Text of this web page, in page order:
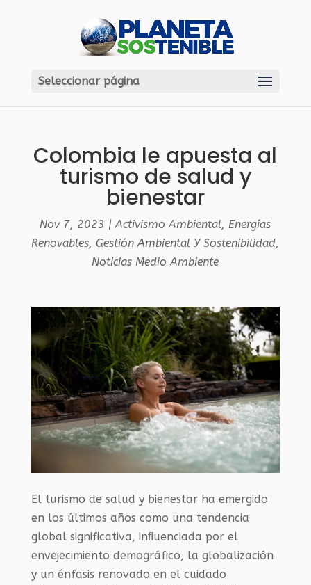
Seleccionar página
Colombia le apuesta al
turismo de salud y
bienestar
Nov 7, 2023 |Activismo Ambiental,Energías
Renovables,Gestión Ambiental Y Sostenibilidad,
Noticias Medio Ambiente
El turismo de salud y bienestar ha emergido
en los últimos años como una tendencia
global significativa, inﬂuenciada por el
envejecimiento demográfico, la globalización
y un énfasis renovado en el cuidado